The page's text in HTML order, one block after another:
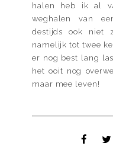
halen heb ik al
weghalen van
destijds ook niet
namelijk tot twee
er nog best lang
het ooit nog
maar mee leven!